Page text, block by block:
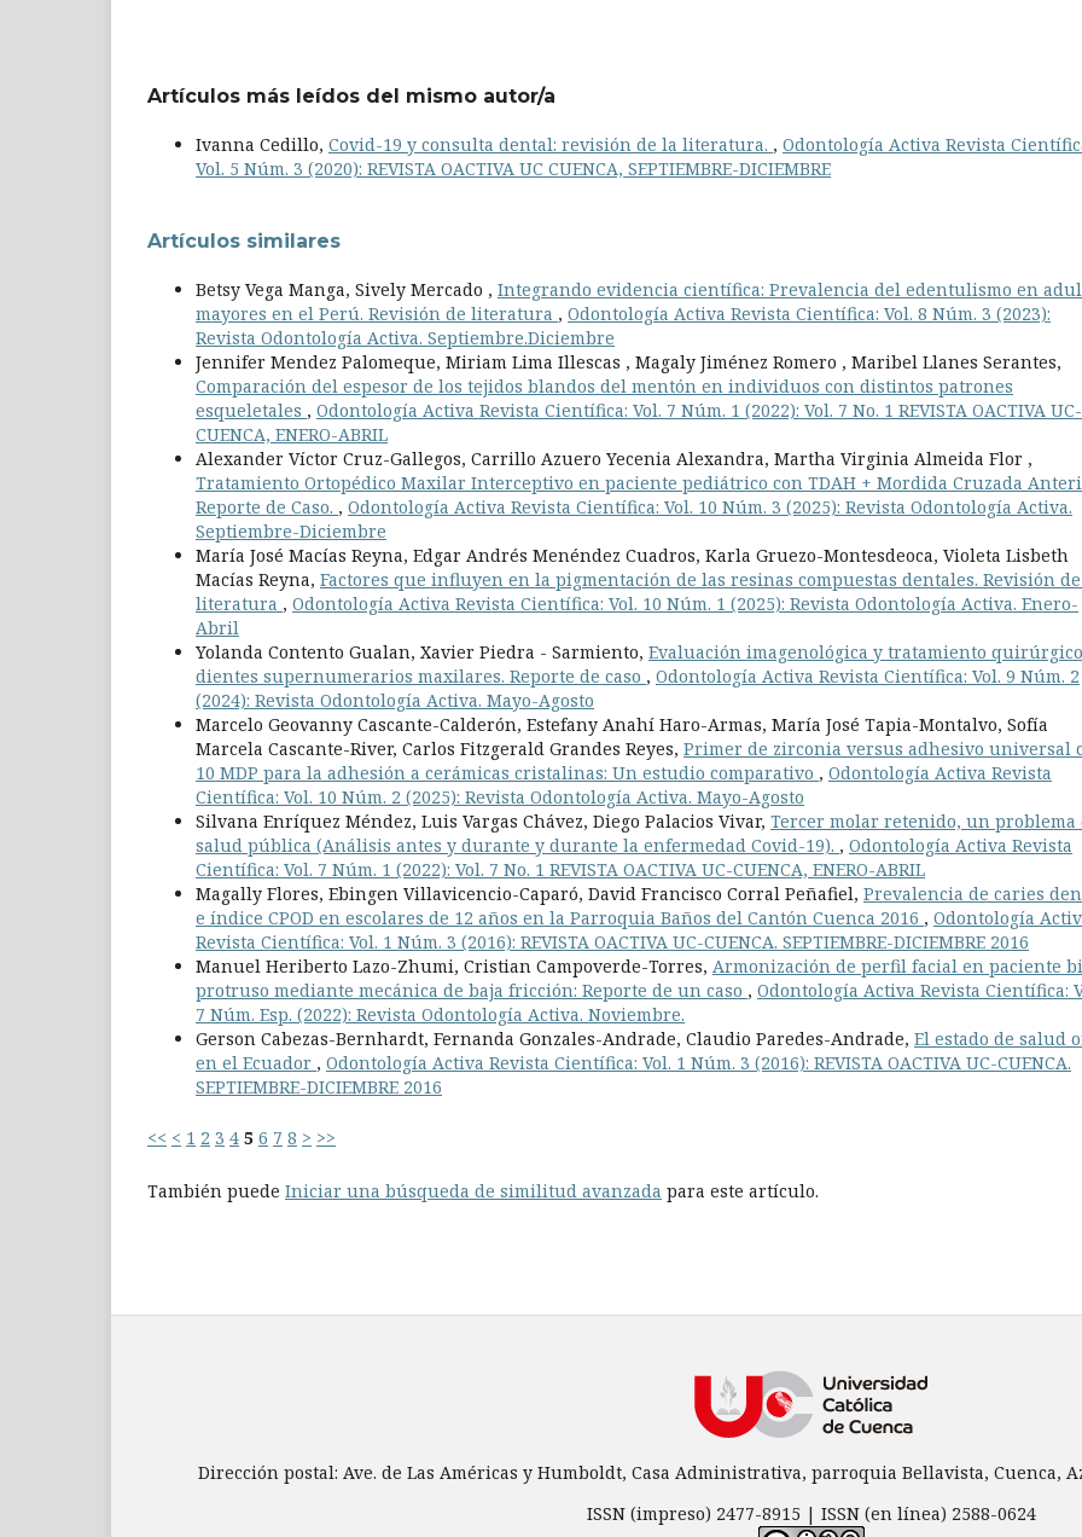
Artículos más leídos del mismo autor/a
Ivanna Cedillo, Covid-19 y consulta dental: revisión de la literatura. , Odontología Activa Revista
Vol. 5 Núm. 3 (2020): REVISTA OACTIVA UC CUENCA, SEPTIEMBRE-DICIEMBRE
Artículos similares
Betsy Vega Manga, Sively Mercado , Integrando evidencia científica: Prevalencia del edentulismo en
mayores en el Perú. Revisión de literatura , Odontología Activa Revista Científica: Vol. 8 Núm. 3 (2023):
Revista Odontología Activa. Septiembre.Diciembre
Jennifer Mendez Palomeque, Miriam Lima Illescas , Magaly Jiménez Romero , Maribel Llanes Serantes,
Comparación del espesor de los tejidos blandos del mentón en individuos con distintos patrones
esqueletales , Odontología Activa Revista Científica: Vol. 7 Núm. 1 (2022): Vol. 7 No. 1 REVISTA OACTIVA UC-
CUENCA, ENERO-ABRIL
Alexander Víctor Cruz-Gallegos, Carrillo Azuero Yecenia Alexandra, Martha Virginia Almeida Flor ,
Tratamiento Ortopédico Maxilar Interceptivo en paciente pediátrico con TDAH + Mordida Cruzada
Reporte de Caso. , Odontología Activa Revista Científica: Vol. 10 Núm. 3 (2025): Revista Odontología Activa.
Septiembre-Diciembre
María José Macías Reyna, Edgar Andrés Menéndez Cuadros, Karla Gruezo-Montesdeoca, Violeta Lisbeth
Macías Reyna, Factores que influyen en la pigmentación de las resinas compuestas dentales. Revisión
literatura , Odontología Activa Revista Científica: Vol. 10 Núm. 1 (2025): Revista Odontología Activa. Enero-
Abril
Yolanda Contento Gualan, Xavier Piedra - Sarmiento, Evaluación imagenológica y tratamiento
dientes supernumerarios maxilares. Reporte de caso , Odontología Activa Revista Científica: Vol. 9 Núm. 2
(2024): Revista Odontología Activa. Mayo-Agosto
Marcelo Geovanny Cascante-Calderón, Estefany Anahí Haro-Armas, María José Tapia-Montalvo, Sofía
Marcela Cascante-River, Carlos Fitzgerald Grandes Reyes, Primer de zirconia versus adhesivo universal
10 MDP para la adhesión a cerámicas cristalinas: Un estudio comparativo , Odontología Activa Revista
Científica: Vol. 10 Núm. 2 (2025): Revista Odontología Activa. Mayo-Agosto
Silvana Enríquez Méndez, Luis Vargas Chávez, Diego Palacios Vivar, Tercer molar retenido, un problema
salud pública (Análisis antes y durante y durante la enfermedad Covid-19). , Odontología Activa Revista
Científica: Vol. 7 Núm. 1 (2022): Vol. 7 No. 1 REVISTA OACTIVA UC-CUENCA, ENERO-ABRIL
Magally Flores, Ebingen Villavicencio-Caparó, David Francisco Corral Peñafiel, Prevalencia de caries
e índice CPOD en escolares de 12 años en la Parroquia Baños del Cantón Cuenca 2016 , Odontología
Revista Científica: Vol. 1 Núm. 3 (2016): REVISTA OACTIVA UC-CUENCA. SEPTIEMBRE-DICIEMBRE 2016
Manuel Heriberto Lazo-Zhumi, Cristian Campoverde-Torres, Armonización de perfil facial en paciente
protruso mediante mecánica de baja fricción: Reporte de un caso , Odontología Activa Revista Científica:
7 Núm. Esp. (2022): Revista Odontología Activa. Noviembre.
Gerson Cabezas-Bernhardt, Fernanda Gonzales-Andrade, Claudio Paredes-Andrade, El estado de salud
en el Ecuador , Odontología Activa Revista Científica: Vol. 1 Núm. 3 (2016): REVISTA OACTIVA UC-CUENCA.
SEPTIEMBRE-DICIEMBRE 2016
<< < 1 2 3 4 5 6 7 8 > >>
También puede Iniciar una búsqueda de similitud avanzada para este artículo.
Dirección postal: Ave. de Las Américas y Humboldt, Casa Administrativa, parroquia Bellavista, Cuenca,
ISSN (impreso) 2477-8915 | ISSN (en línea) 2588-0624